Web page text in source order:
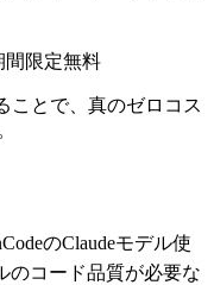
間限定無料
ことで、真のゼロコス
のClaudeモデル使
のコード品質が必要な